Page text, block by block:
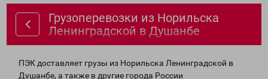
Грузоперевозки из Норильска
Ленинградской в Душанбе
ПЭК доставляет грузы из Норильска Ленинградской в
Душанбе, а также в другие города России